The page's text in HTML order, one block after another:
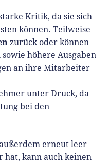
Kritik, da sie sich
können. Teilweise
zurück oder können
höhere Ausgaben
an ihre Mitarbeiter
unter Druck, da
bei den
erneut leer
hat, kann auch keinen